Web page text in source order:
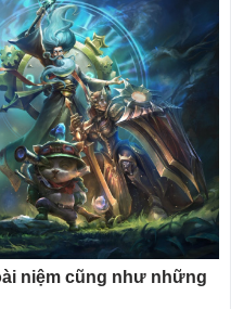
niệm cũng như những